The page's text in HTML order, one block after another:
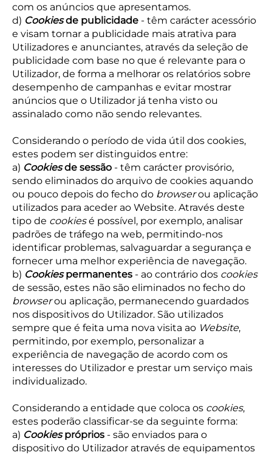
com os anúncios que apresentamos.
d) Cookiesde publicidade - têm carácter acessório
e visam tornar a publicidade mais atrativa para
Utilizadores e anunciantes, através da seleção de
publicidade com base no que é relevante para o
Utilizador, de forma a melhorar os relatórios sobre
desempenho de campanhas e evitar mostrar
anúncios que o Utilizador já tenha visto ou
assinalado como não sendo relevantes.
Considerando o período de vida útil dos cookies,
estes podem ser distinguidos entre:
a) Cookiesde sessão - têm carácter provisório,
sendo eliminados do arquivo de cookies aquando
ou pouco depois do fecho do browserou aplicação
utilizados para aceder ao Website. Através deste
tipo de cookiesé possível, por exemplo, analisar
padrões de tráfego na web, permitindo-nos
identificar problemas, salvaguardar a segurança e
fornecer uma melhor experiência de navegação.
b) Cookiespermanentes - ao contrário dos cookies
de sessão, estes não são eliminados no fecho do
browserou aplicação, permanecendo guardados
nos dispositivos do Utilizador. São utilizados
sempre que é feita uma nova visita ao Website,
permitindo, por exemplo, personalizar a
experiência de navegação de acordo com os
interesses do Utilizador e prestar um serviço mais
individualizado.
Considerando a entidade que coloca os cookies,
estes poderão classificar-se da seguinte forma:
a) Cookiespróprios - são enviados para o
dispositivo do Utilizador através de equipamentos